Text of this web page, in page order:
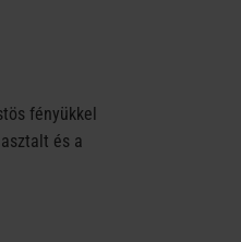
fényükkel
és a